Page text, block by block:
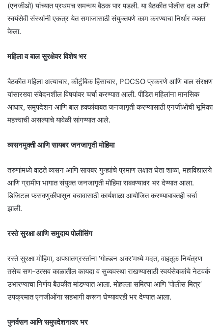
(एनजीओ) यांच्यात प्रथमच समन्वय बैठक पार पडली. या बैठकीत पोलीस दल आणि
स्वयंसेवी संस्थांनी एकत्र येत समाजासाठी संयुक्तपणे काम करण्याचा निर्धार व्यक्त
केला.
महिला व बाल सुरक्षेवर विशेष भर
बैठकीत महिला अत्याचार, कौटुंबिक हिंसाचार, POCSO प्रकरणे आणि बाल संरक्षण
यांसारख्या संवेदनशील विषयांवर चर्चा करण्यात आली. पीडित महिलांना मानसिक
आधार, समुपदेशन आणि बाल हक्कांबाबत जनजागृती करण्यासाठी एनजीओंची भूमिका
महत्त्वाची असल्याचे यावेळी सांगण्यात आले.
व्यसनमुक्ती आणि सायबर जनजागृती मोहिमा
तरुणांमध्ये वाढते व्यसन आणि सायबर गुन्ह्यांचे प्रमाण लक्षात घेता शाळा, महाविद्यालये
आणि ग्रामीण भागात संयुक्त जनजागृती मोहिमा राबवण्यावर भर देण्यात आला.
डिजिटल फसवणुकीपासून बचावासाठी कार्यशाळा आयोजित करण्याबाबतही चर्चा
झाली.
रस्ते सुरक्षा आणि समुदाय पोलीसिंग
रस्ते सुरक्षा मोहिमा, अपघातग्रस्तांना ‘गोल्डन अवर’मध्ये मदत, वाहतूक नियंत्रण
तसेच सण-उत्सव काळातील कायदा व सुव्यवस्था राखण्यासाठी स्वयंसेवकांचे नेटवर्क
उभारण्याचा निर्णय बैठकीत मांडण्यात आला. मोहल्ला समित्या आणि ‘पोलीस मित्र’
उपक्रमात एनजीओंना सहभागी करून घेण्यावरही भर देण्यात आला.
पुनर्वसन आणि समुपदेशनावर भर